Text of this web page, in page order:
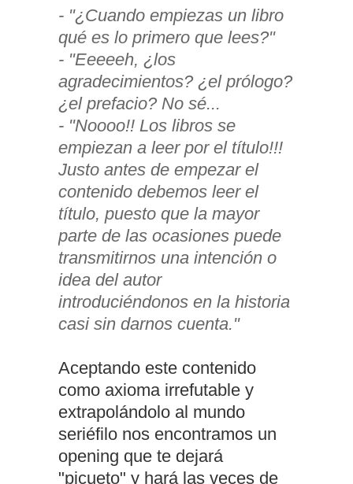
- "¿Cuando empiezas un libro
qué es lo primero que lees?"
- "Eeeeeh, ¿los
agradecimientos? ¿el prólogo?
¿el prefacio? No sé...
- "Noooo!! Los libros se
empiezan a leer por el título!!!
Justo antes de empezar el
contenido debemos leer el
título, puesto que la mayor
parte de las ocasiones puede
transmitirnos una intención o
idea del autor
introduciéndonos en la historia
casi sin darnos cuenta."
Aceptando este contenido
como axioma irrefutable y
extrapolándolo al mundo
seriéfilo nos encontramos un
opening que te dejará
"picueto" y hará las veces de